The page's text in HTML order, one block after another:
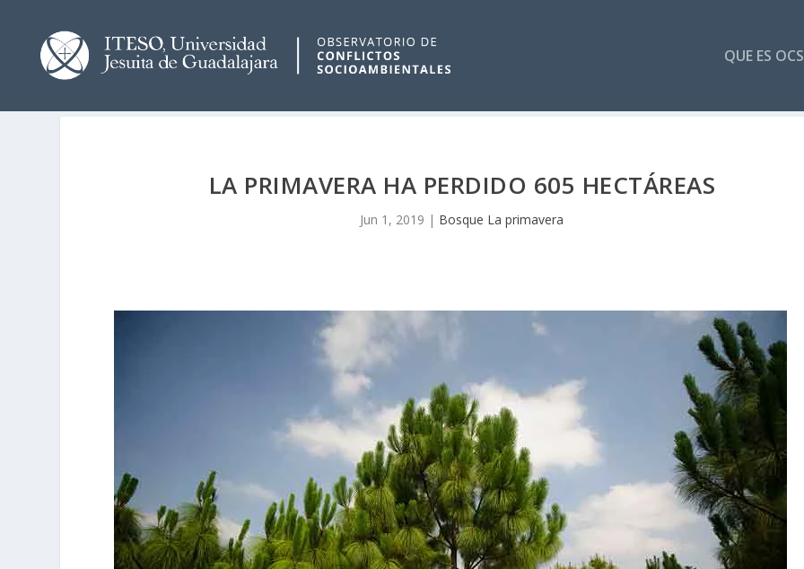
QUE ES
LA PRIMAVERA HA PERDIDO 605 HECTÁREAS
Jun 1, 2019 | Bosque La primavera